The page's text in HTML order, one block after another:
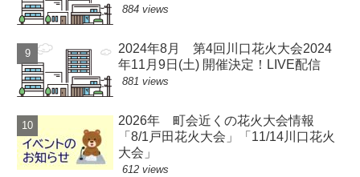
884 views
2024年8月 第4回川口花火大会2024
年11月9日(土) 開催決定！LIVE配信
881 views
2026年 町会近くの花火大会情報
「8/1戸田花火大会」「11/14川口花火
大会」
612 views